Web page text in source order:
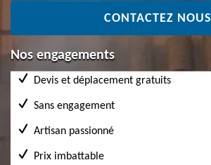
CONTACTEZ NOUS
Nos engagements
Devis et déplacement gratuits
Sans engagement
Artisan passionné
Prix imbattable